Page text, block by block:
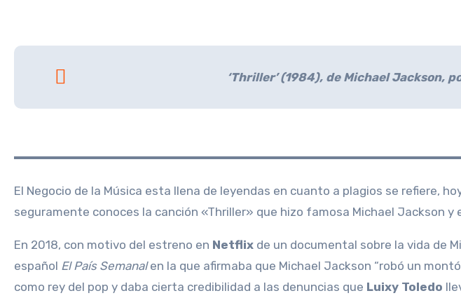
‘Thriller’ (1984), de Michael Jackson,
El Negocio de la Música esta llena de leyendas en cuanto a plagios se refiere, hoy quiero hablar uno que para «puede» ser el mayor de la historia musical,
seguramente conoces la canción «Thriller» que hizo famosa Michael Jackson
En 2018, con motivo del estreno en Netflix de un documental sobre la vida de
español El País Semanalen la que afirmaba que Michael Jackson “robó un
como rey del pop y daba cierta credibilidad a las denuncias que Luixy Toledo